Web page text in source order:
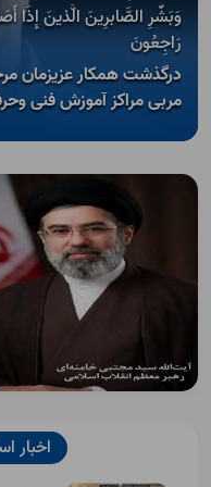
Open
Open
وَبَشِّرِ الصَّابرِینَ الَّذینَ إِذَا
رَاجِعُونَ
درگذشت همکار عزیزمان
مربی مراکز آموزش فنی
اخبار